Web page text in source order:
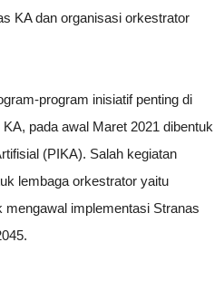
KA dan organisasi orkestrator
program inisiatif penting di
pada awal Maret 2021 dibentuk
(PIKA). Salah kegiatan
lembaga orkestrator yaitu
mengawal implementasi Stranas